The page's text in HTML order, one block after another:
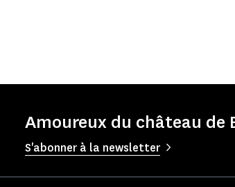
Amoureux du château de
S'abonner à la newsletter